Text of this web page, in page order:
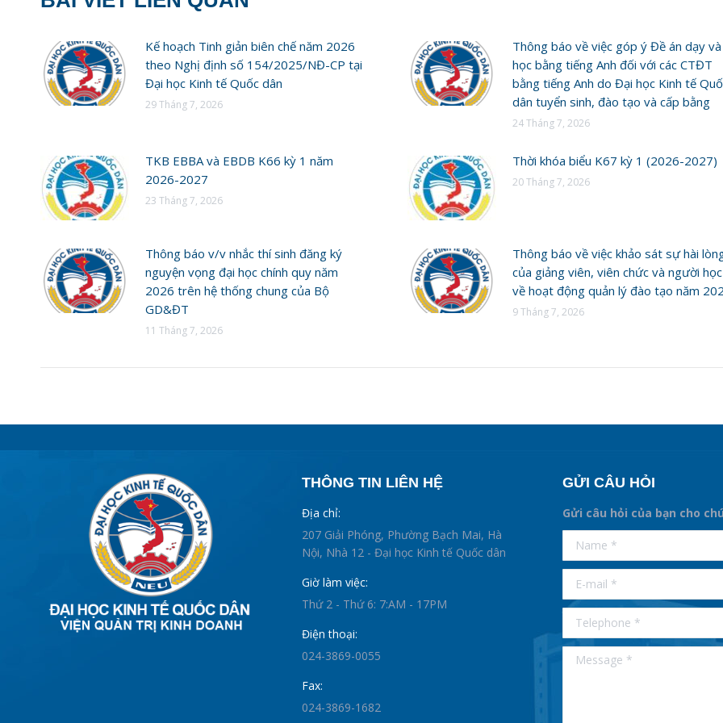
Kế hoạch Tinh giản biên chế năm 2026
theo Nghị định số 154/2025/NĐ-CP tại
Đại học Kinh tế Quốc dân
29 Tháng 7, 2026
Thông báo về việc góp ý Đề án dạy và
học bằng tiếng Anh đối với các CTĐT
bằng tiếng Anh do Đại học Kinh tế
dân tuyển sinh, đào tạo và cấp bằng
24 Tháng 7, 2026
TKB EBBA và EBDB K66 kỳ 1 năm
2026-2027
23 Tháng 7, 2026
Thời khóa biểu K67 kỳ 1 (2026-2027)
20 Tháng 7, 2026
Thông báo v/v nhắc thí sinh đăng ký
nguyện vọng đại học chính quy năm
2026 trên hệ thống chung của Bộ
GD&ĐT
11 Tháng 7, 2026
Thông báo về việc khảo sát sự hài
của giảng viên, viên chức và người học
về hoạt động quản lý đào tạo năm
9 Tháng 7, 2026
THÔNG TIN LIÊN HỆ
Địa chỉ:
207 Giải Phóng, Phường Bạch Mai, Hà
Nội, Nhà 12 - Đại học Kinh tế Quốc dân
Giờ làm việc:
Thứ 2 - Thứ 6: 7:AM - 17PM
Điện thoại:
024-3869-0055
Fax:
024-3869-1682
GỬI CÂU HỎI
Gửi câu hỏi của bạn cho
supertotobet
betist
Name *
E-mail *
Telephone *
Message *